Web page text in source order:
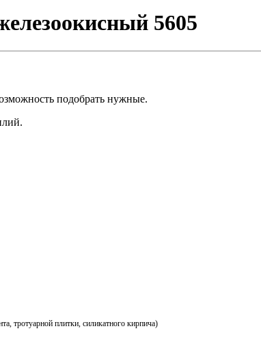
5605
подобрать нужные.
тротуарной плитки, силикатного кирпича)